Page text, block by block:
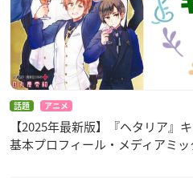
話題 アニメ
【2025年最新版】『ヘタリア』
基本プロフィール・メディアミ